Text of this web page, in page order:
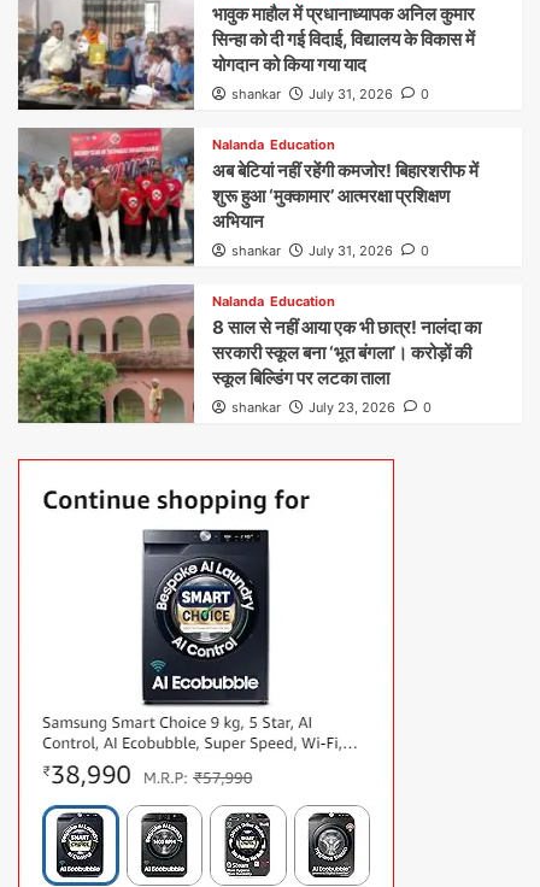
भावुक माहौल में प्रधानाध्यापक अनिल कुमार
सिन्हा को दी गई विदाई, विद्यालय के विकास में
योगदान को किया गया याद
shankar July 31, 2026 0
Nalanda Education
अब बेटियां नहीं रहेंगी कमजोर! बिहारशरीफ में
शुरू हुआ ‘मुक्कामार’ आत्मरक्षा प्रशिक्षण
अभियान
shankar July 31, 2026 0
Nalanda Education
8 साल से नहीं आया एक भी छात्र! नालंदा का
सरकारी स्कूल बना ‘भूत बंगला’। करोड़ों की
स्कूल बिल्डिंग पर लटका ताला
shankar July 23, 2026 0